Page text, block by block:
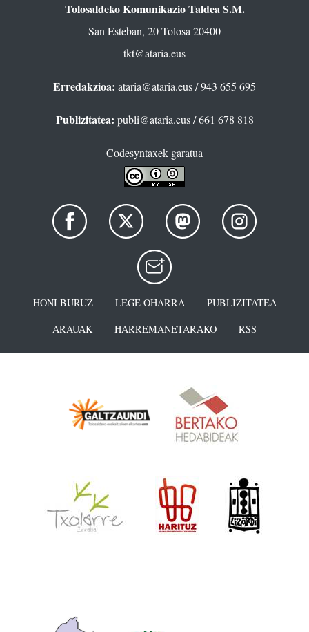
Tolosaldeko Komunikazio Taldea S.M.
San Esteban, 20 Tolosa 20400
tkt@ataria.eus
Erredakzioa: ataria@ataria.eus/ 943 655 695
Publizitatea: publi@ataria.eus/ 661 678 818
Codesyntaxek garatua
HONI BURUZ LEGE OHARRA
PUBLIZITATEA
ARAUAK
HARREMANETARAKO RSS